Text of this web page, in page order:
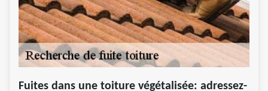
Fuites dans une toiture végétalisée: adressez-